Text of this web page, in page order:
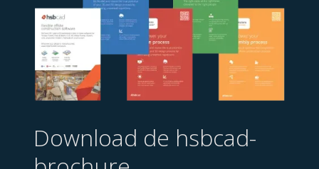
Download de hsbcad-